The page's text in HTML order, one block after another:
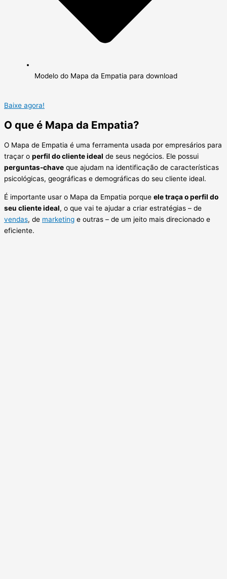
Modelo do Mapa da Empatia para download
Baixe agora!
O que é Mapa da Empatia?
O Mapa de Empatia é uma ferramenta usada por empresários para
traçar o perfil do cliente ideal de seus negócios. Ele possui
perguntas-chave que ajudam na identificação de características
psicológicas, geográficas e demográficas do seu cliente ideal.
É importante usar o Mapa da Empatia porque ele traça o perfil do
seu cliente ideal, o que vai te ajudar a criar estratégias – de
vendas, de marketing e outras – de um jeito mais direcionado e
eficiente.